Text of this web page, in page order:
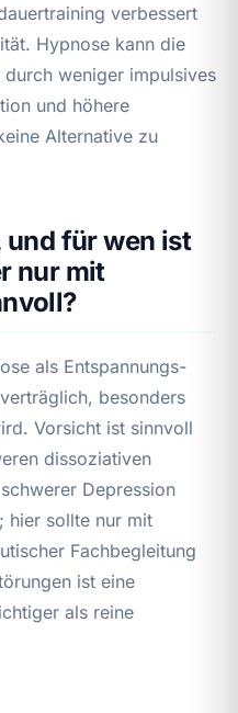
verbessert
Hypnose kann die
weniger impulsives
und höhere
Alternative zu
und für wen ist
nur mit
als Entspannungs-
besonders
Vorsicht ist sinnvoll
dissoziativen
Depression
hier sollte nur mit
Fachbegleitung
ist eine
als reine